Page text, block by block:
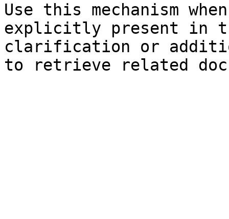
Use this mechanism
explicitly present in
clarification or